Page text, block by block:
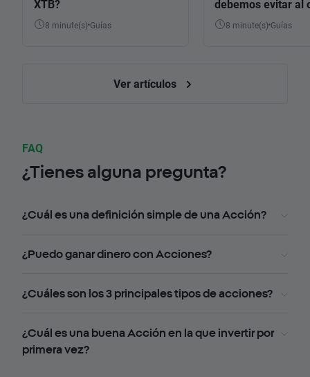
XTB?
8 minute(s) Guías
debemos evitar al
8 minute(s) Guías
Ver artículos
FAQ
¿Tienes alguna pregunta?
¿Cuál es una definición simple de una Acción?
¿Puedo ganar dinero con Acciones?
¿Cuáles son los 3 principales tipos de acciones?
¿Cuál es una buena Acción en la que invertir por
primera vez?